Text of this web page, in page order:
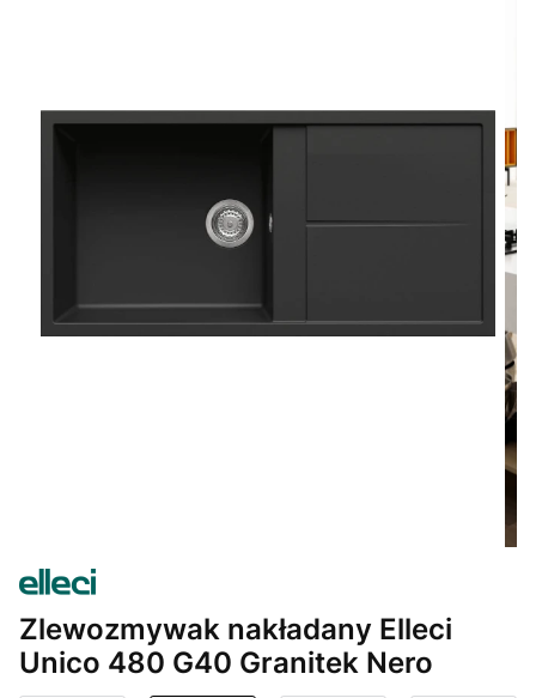
Zlewozmywak nakładany Elleci
Unico 480 G40 Granitek Nero